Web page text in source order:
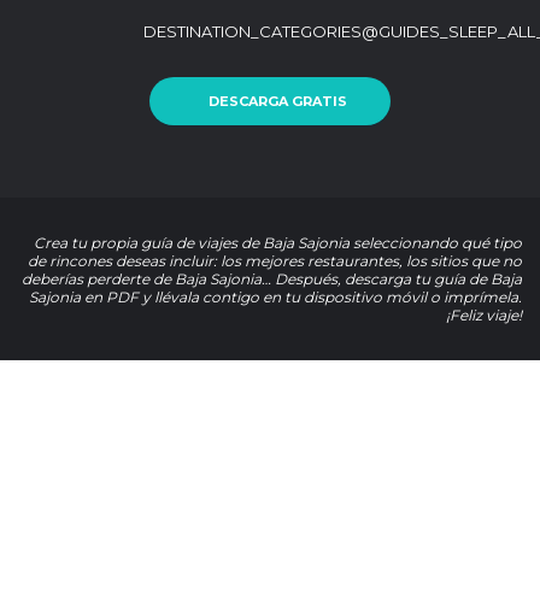
DESCARGA GRATIS
Crea tu propia guía de viajes de Baja Sajonia seleccionando qué tipo
de rincones deseas incluir: los mejores restaurantes, los sitios que no
deberías perderte de Baja Sajonia… Después, descarga tu guía de Baja
Sajonia en PDF y llévala contigo en tu dispositivo móvil o imprímela.
¡Feliz viaje!